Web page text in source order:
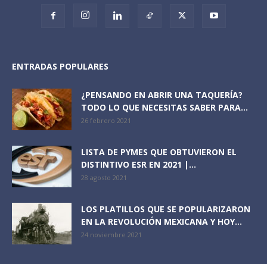
ENTRADAS POPULARES
¿PENSANDO EN ABRIR UNA TAQUERÍA?
TODO LO QUE NECESITAS SABER PARA...
26 febrero 2021
LISTA DE PYMES QUE OBTUVIERON EL
DISTINTIVO ESR EN 2021 |...
28 agosto 2021
LOS PLATILLOS QUE SE POPULARIZARON
EN LA REVOLUCIÓN MEXICANA Y HOY...
24 noviembre 2021